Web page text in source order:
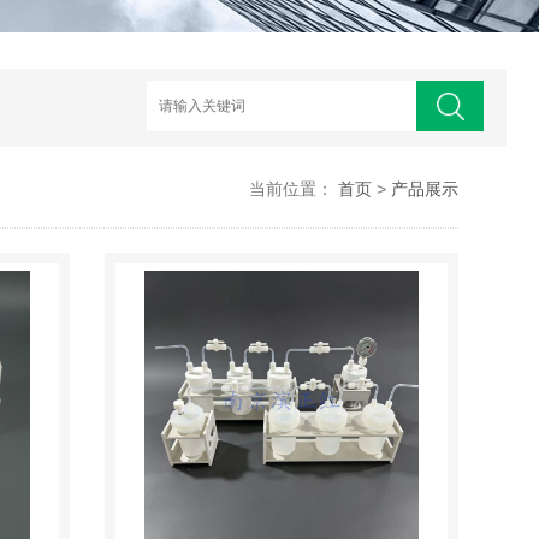
当前位置： 首页> 产品展示